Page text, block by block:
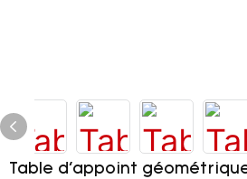
Table d'appoint